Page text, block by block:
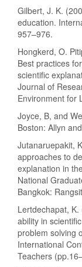
Gilbert, J. K.
education.
957–976.
Hongkerd, O.
Best practices
scientific
Journal of
Environment for
Joyce, B, and
Boston: Allyn
Jutanaruepakit,
approaches to
explanation in
National
Bangkok:
Lertdechapat,
ability in
problem solving
International
Teachers